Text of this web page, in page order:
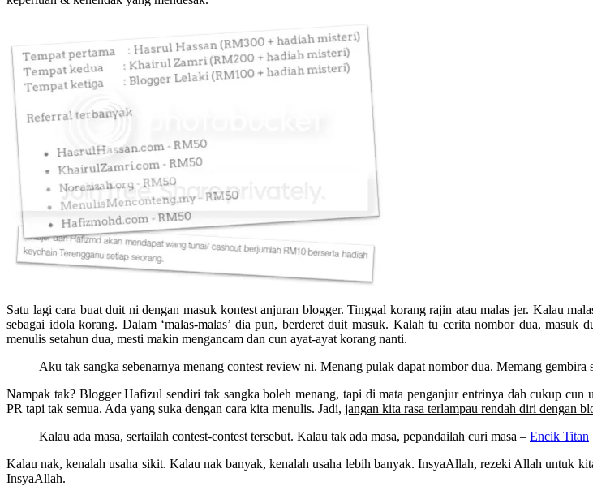
Satu lagi cara buat duit ni dengan masuk kontest anjuran blogger. Tinggal korang rajin atau malas jer. Kalau
sebagai idola korang. Dalam ‘malas-malas’ dia pun, berderet duit masuk. Kalah tu cerita nombor dua,
menulis setahun dua, mesti makin mengancam dan cun ayat-ayat korang nanti.
Aku tak sangka sebenarnya menang contest review ni. Menang pulak dapat nombor dua. Memang gembira
Nampak tak? Blogger Hafizul sendiri tak sangka boleh menang, tapi di mata penganjur entrinya dah cukup
PR tapi tak semua. Ada yang suka dengan cara kita menulis. Jadi, jangan kita rasa terlampau rendah diri dengan
Kalau ada masa, sertailah contest-contest tersebut. Kalau tak ada masa, pepandailah curi masa – Encik Titan
Kalau nak, kenalah usaha sikit. Kalau nak banyak, kenalah usaha lebih banyak. InsyaAllah, rezeki Allah untuk
InsyaAllah.